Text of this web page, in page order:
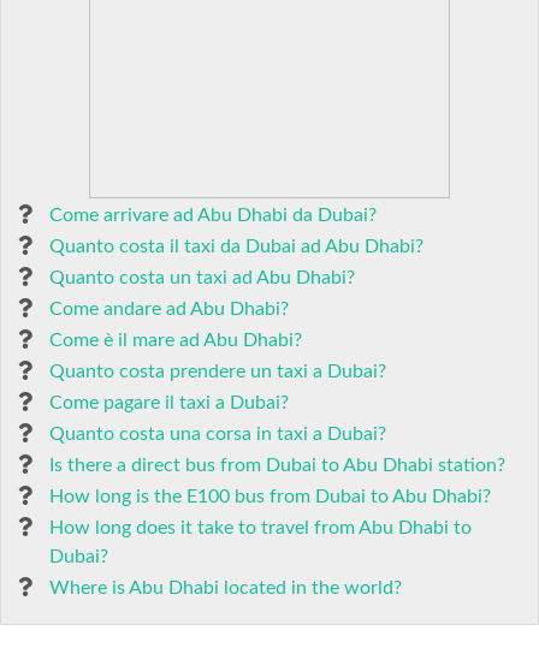
Come arrivare ad Abu Dhabi da Dubai?
Quanto costa il taxi da Dubai ad Abu Dhabi?
Quanto costa un taxi ad Abu Dhabi?
Come andare ad Abu Dhabi?
Come è il mare ad Abu Dhabi?
Quanto costa prendere un taxi a Dubai?
Come pagare il taxi a Dubai?
Quanto costa una corsa in taxi a Dubai?
Is there a direct bus from Dubai to Abu Dhabi station?
How long is the E100 bus from Dubai to Abu Dhabi?
How long does it take to travel from Abu Dhabi to
Dubai?
Where is Abu Dhabi located in the world?